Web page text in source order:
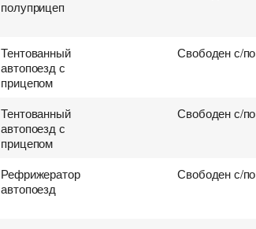
полуприцеп
Тентованный
автопоезд с
прицепом
Свободен с/по
Тентованный
автопоезд с
прицепом
Свободен с/по
Рефрижератор
автопоезд
Свободен с/по